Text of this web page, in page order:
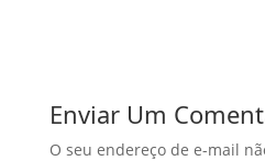
Enviar Um
O seu endereço de e-mail